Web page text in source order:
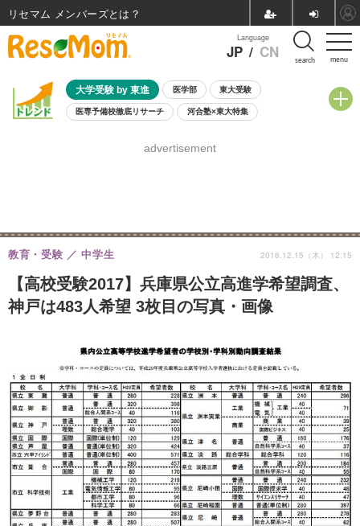
menu
Language
JP / CN search
大学受験 by 東進 医学部 東大受験
医専予備校徹底リサーチ 河合塾×東大特集
8月開催学校説明会・相談会
advertisement
【高校受験2017】兵庫県公立高進学希望調査、
神戸は483人希望 3枚目の写真・画像
教育・受験 中学生 2016.12.15（木） 12:15
リセマム メンバーズ